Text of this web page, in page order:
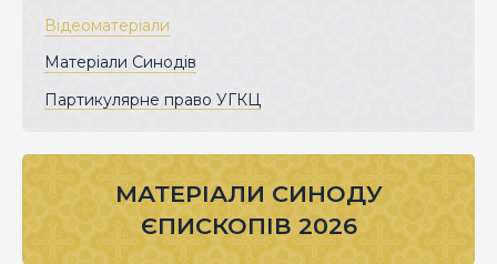
Відеоматеріали
Матеріали Синодів
Партикулярне право УГКЦ
МАТЕРІАЛИ СИНОДУ
ЄПИСКОПІВ 2026